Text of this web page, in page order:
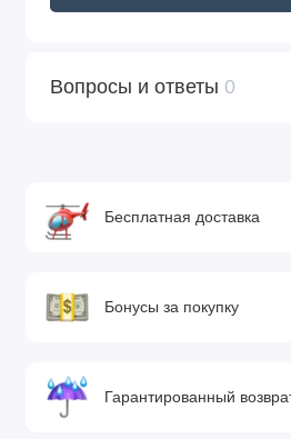
Вопросы и ответы 0
Бесплатная доставка
Бонусы за покупку
Гарантированный